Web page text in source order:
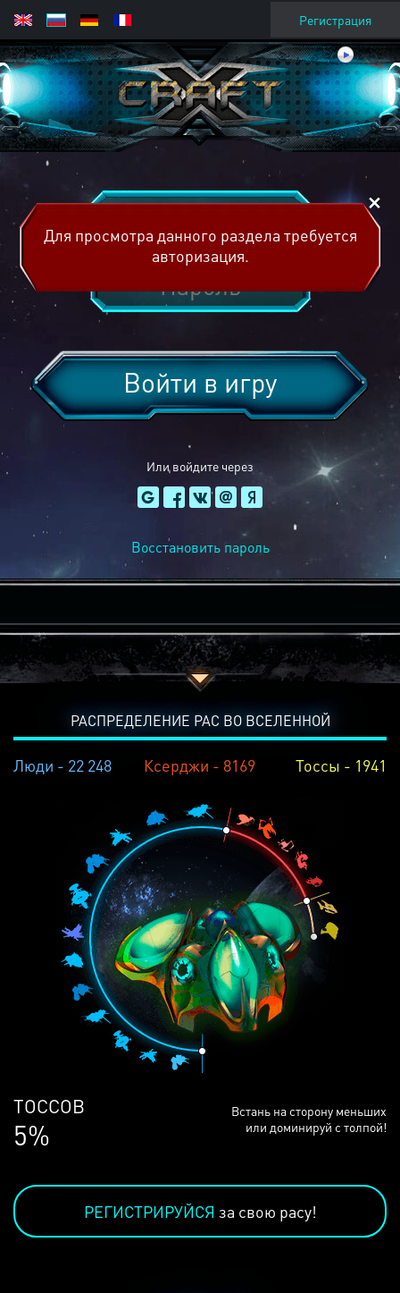
Регистрация
Или войдите через
Войти в игру
Восстановить пароль
Для просмотра данного раздела требуется
авторизация.
РАСПРЕДЕЛЕНИЕ РАС ВО ВСЕЛЕННОЙ
Люди - 22 248 Ксерджи - 8169 Тоссы - 1941
ЛЮДЕЙ
68%
Встань на сторону меньших
или доминируй с толпой!
РЕГИСТРИРУЙСЯ за свою расу!